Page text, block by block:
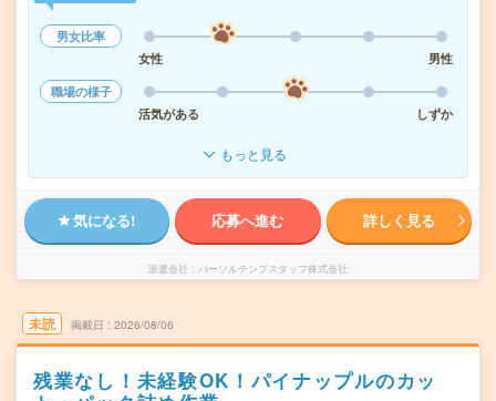
男女比率
女性
男性
職場の様子
活気がある
しずか
もっと見る
気になる! 応募へ進む 詳しく見る
派遣会社 パーソルテンプスタッフ株式会社
未読 掲載日 2026/08/06
残業なし！未経験OK！パイナップルのカッ